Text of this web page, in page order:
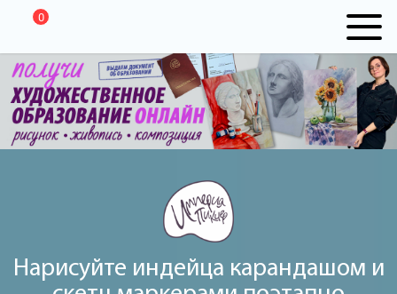
0
Нарисуйте индейца карандашом и